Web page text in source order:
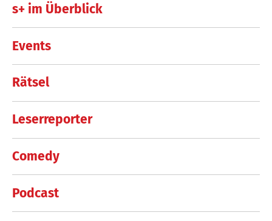
s+ im Überblick
Events
Rätsel
Leserreporter
Comedy
Podcast